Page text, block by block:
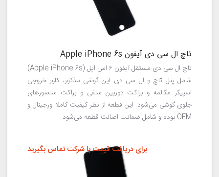
تاچ ال سی دی آیفون Apple iPhone 6s
تاچ ال سی دی مستقل آیفون ۶ اس اپل (Apple iPhone 6s)
شامل پنل تاچ و ال سی دی این گوشی مذکور، کاور خروجی
اسپیکر مکالمه و براکت دوربین سلفی و براکت سنسورهای
جلوی گوشی می‌شود. این قطعه از نظر کیفیت کاملا اورجینال و
OEM بوده و شامل ضمانت اصالت قطعه می‌شود.
برای دریافت قیمت با شرکت تماس بگیرید